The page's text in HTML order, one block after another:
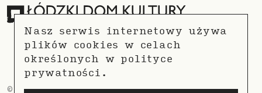
© COPYRIGHT 2021POLITYKA PRYWATNOŚCI
Nasz serwis internetowy używa
plików cookies w celach
określonych w polityce
prywatności.